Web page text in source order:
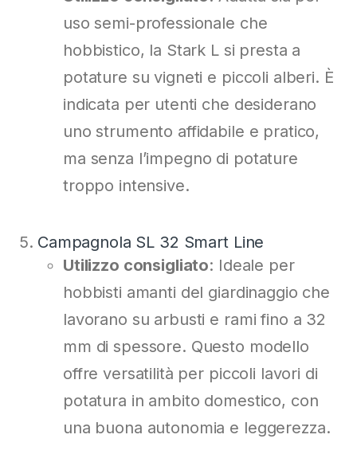
uso semi-professionale che
hobbistico, la Stark L si presta a
potature su vigneti e piccoli alberi. È
indicata per utenti che desiderano
uno strumento affidabile e pratico,
ma senza l’impegno di potature
troppo intensive.
Campagnola SL 32 Smart Line
Utilizzo consigliato: Ideale per
hobbisti amanti del giardinaggio che
lavorano su arbusti e rami fino a 32
mm di spessore. Questo modello
offre versatilità per piccoli lavori di
potatura in ambito domestico, con
una buona autonomia e leggerezza.